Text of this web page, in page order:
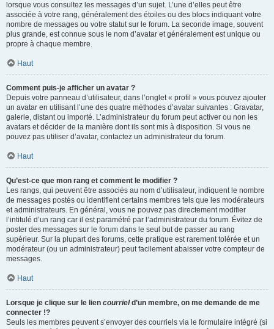
lorsque vous consultez les messages d’un sujet. L’une d’elles peut être
associée à votre rang, généralement des étoiles ou des blocs indiquant votre
nombre de messages ou votre statut sur le forum. La seconde image, souvent
plus grande, est connue sous le nom d’avatar et généralement est unique ou
propre à chaque membre.
Haut
Comment puis-je afficher un avatar ?
Depuis votre panneau d’utilisateur, dans l’onglet « profil » vous pouvez ajouter
un avatar en utilisant l’une des quatre méthodes d’avatar suivantes : Gravatar,
galerie, distant ou importé. L’administrateur du forum peut activer ou non les
avatars et décider de la manière dont ils sont mis à disposition. Si vous ne
pouvez pas utiliser d’avatar, contactez un administrateur du forum.
Haut
Qu’est-ce que mon rang et comment le modifier ?
Les rangs, qui peuvent être associés au nom d’utilisateur, indiquent le nombre
de messages postés ou identifient certains membres tels que les modérateurs
et administrateurs. En général, vous ne pouvez pas directement modifier
l’intitulé d’un rang car il est paramétré par l’administrateur du forum. Évitez de
poster des messages sur le forum dans le seul but de passer au rang
supérieur. Sur la plupart des forums, cette pratique est rarement tolérée et un
modérateur (ou un administrateur) peut facilement abaisser votre compteur de
messages.
Haut
Lorsque je clique sur le lien courrield’un membre, on me demande de me
connecter !?
Seuls les membres peuvent s’envoyer des courriels via le formulaire intégré (si